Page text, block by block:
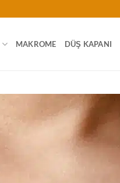
MAKROME DÜŞ KAPANI